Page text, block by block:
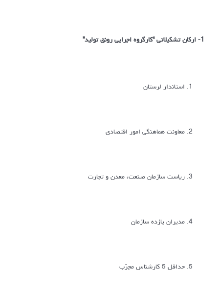
1- ارکان تشکیلاتی “کارگروه اجرایی رونق تولید”
استاندار لرستان
معاونت هماهنگی امور اقتصادی
ریاست سازمان صنعت، معدن و تجارت
مدیران یازده سازمان
حداقل 5 کارشناس مجرّب